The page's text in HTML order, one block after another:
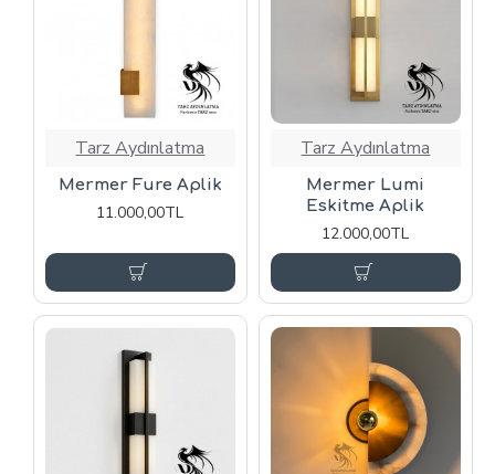
Tarz Aydınlatma
Mermer Fure Aplik
11.000,00TL
Tarz Aydınlatma
Mermer Lumi
Eskitme Aplik
12.000,00TL